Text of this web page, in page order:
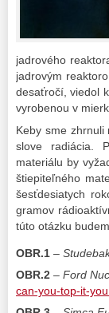
jadrového
jadrovým
desaťročí, viedol
vyrobenou v
Keby sme zhrnuli
slove radiácia.
materiálu by
štiepiteľného
šesťdesiatych
gramov
túto otázku
OBR.1 –
OBR.2 – Ford
can-you-top-it-